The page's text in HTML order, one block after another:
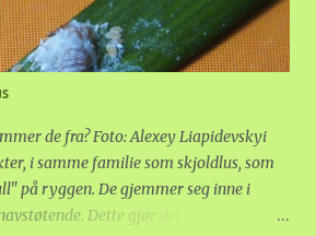
de fra? Foto: Alexey Liapidevskyi
i samme familie som skjoldlus, som
på ryggen. De gjemmer seg inne i
Dette gjør det vanskelig å